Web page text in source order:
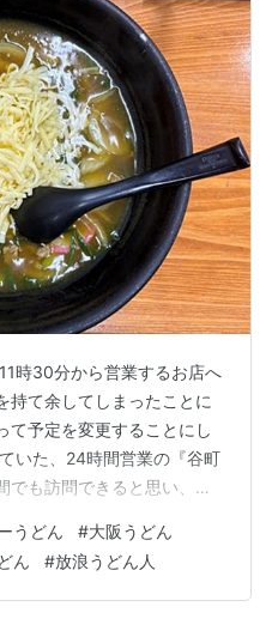
時30分から営業するお店へ
持て余してしまったことに
て予定を変更することにし
いた、24時間営業の『谷町
でも訪問できると思い、お
年）に屋台として創業した
約50年にわたり営業を続け
い2025年5月28日に営業を
うどん #大阪うどん
ん #放浪うどん人